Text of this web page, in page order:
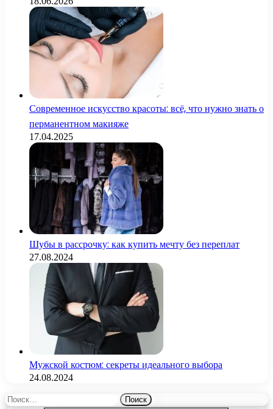
Современное искусство красоты: всё, что нужно знать о
перманентном макияже
17.04.2025
Шубы в рассрочку: как купить мечту без переплат
27.08.2024
Мужской костюм: секреты идеального выбора
24.08.2024
Найти: